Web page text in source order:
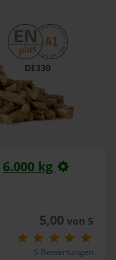
DE330
6.000 kg
5,00 von 5
5 Bewertungen